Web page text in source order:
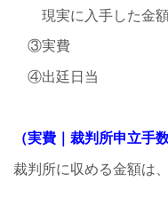
現実に入手した金
③実費
④出廷日当
（実費｜裁判所申立手
裁判所に収める金額は